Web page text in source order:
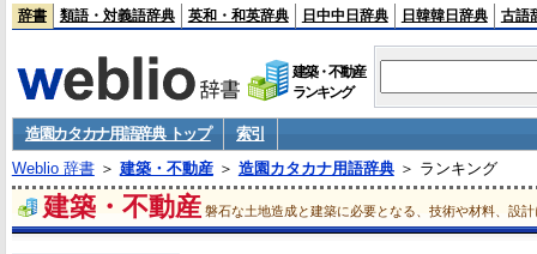
辞書 類語・対義語辞典 英和・和英辞典 日中中日辞典 日韓韓日辞典 古語
建築・不動産
ランキング
造園カタカナ用語辞典 トップ
索引
Weblio 辞書＞ 建築・不動産＞ 造園カタカナ用語辞典＞ ランキング
建築・不動産 磐石な土地造成と建築に必要となる、技術や材料、設